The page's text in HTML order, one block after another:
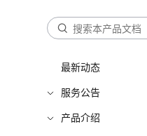
最新动态
服务公告
产品介绍